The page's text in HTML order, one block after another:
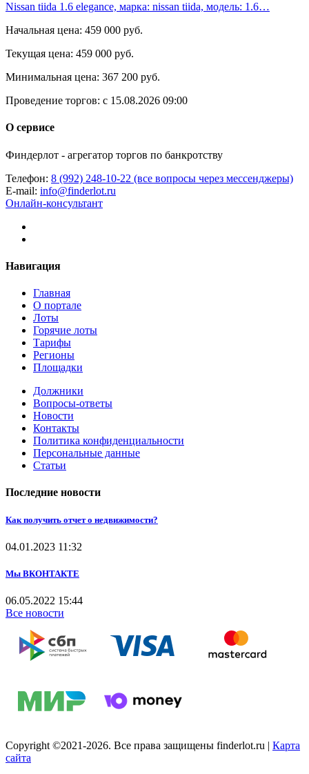
Nissan tiida 1.6 elegance, марка: nissan tiida, модель: 1.6…
Начальная цена: 459 000 руб.
Текущая цена: 459 000 руб.
Минимальная цена: 367 200 руб.
Проведение торгов: с 15.08.2026 09:00
О сервисе
Финдерлот - агрегатор торгов по банкротству
Телефон: 8 (992) 248-10-22 (все вопросы через мессенджеры)
E-mail: info@finderlot.ru
Онлайн-консультант
Навигация
Главная
О портале
Лоты
Горячие лоты
Тарифы
Регионы
Площадки
Должники
Вопросы-ответы
Новости
Контакты
Политика конфиденциальности
Персональные данные
Статьи
Последние новости
Как получить отчет о недвижимости?
04.01.2023 11:32
Мы ВКОНТАКТЕ
06.05.2022 15:44
Все новости
Copyright ©2021-2026. Все права защищены finderlot.ru | Карта
сайта